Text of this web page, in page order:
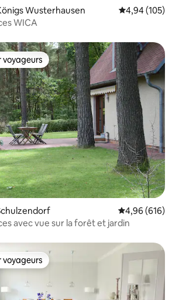
Wusterhausen Évaluation
4,94 (105)
WICA
les plus appréciés
Évaluation
4,96 (616)
avec vue sur la forêt et jardin
les plus appréciés